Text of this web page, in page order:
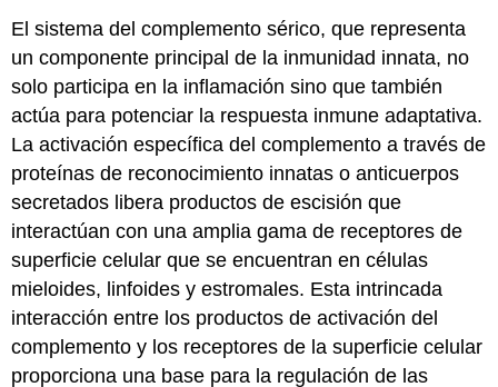
El sistema del complemento sérico, que representa
un componente principal de la inmunidad innata, no
solo participa en la inflamación sino que también
actúa para potenciar la respuesta inmune adaptativa.
La activación específica del complemento a través de
proteínas de reconocimiento innatas o anticuerpos
secretados libera productos de escisión que
interactúan con una amplia gama de receptores de
superficie celular que se encuentran en células
mieloides, linfoides y estromales. Esta intrincada
interacción entre los productos de activación del
complemento y los receptores de la superficie celular
proporciona una base para la regulación de las